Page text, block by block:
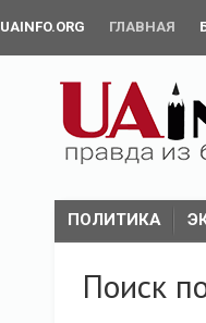
UAINFO.ORG ГЛАВНАЯ
ПОЛИТИКА
Поиск